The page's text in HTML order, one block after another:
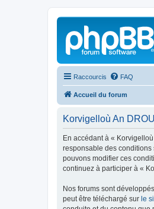
Raccourcis FAQ
Accueil du forum
Korvigelloù An
En accédant à «
responsable des conditions
pouvons modifier ces
continuez à participer à «
Nos forums sont
peut être téléchargé sur le